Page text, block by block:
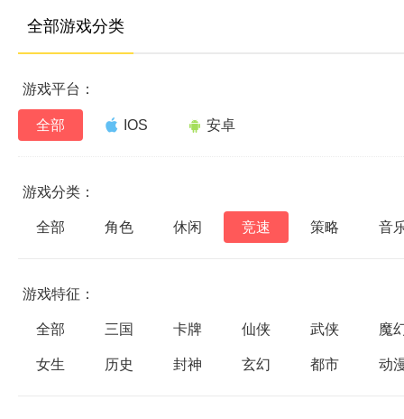
全部游戏分类
游戏平台：
全部 IOS 安卓
游戏分类：
全部 角色 休闲 竞速 策略 音
游戏特征：
全部 三国 卡牌 仙侠 武侠 魔
女生 历史 封神 玄幻 都市 动